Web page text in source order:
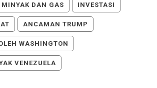
MINYAK DAN GAS INVESTASI
ANCAMAN TRUMP
WASHINGTON
VENEZUELA